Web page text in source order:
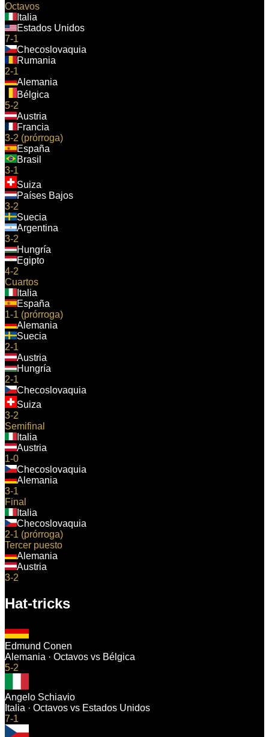
Octavos
Italia
Estados Unidos
7-1
Checoslovaquia
Rumania
2-1
Alemania
Bélgica
5-2
Austria
Francia
3-2 (prórroga)
España
Brasil
3-1
Suiza
Países Bajos
3-2
Suecia
Argentina
3-2
Hungría
Egipto
4-2
Cuartos
Italia
España
1-1 (prórroga)
Alemania
Suecia
2-1
Austria
Hungría
2-1
Checoslovaquia
Suiza
3-2
Semifinal
Italia
Austria
1-0
Checoslovaquia
Alemania
3-1
Final
Italia
Checoslovaquia
2-1 (prórroga)
Tercer puesto
Alemania
Austria
3-2
Hat-tricks
Edmund Conen
Alemania · Octavos vs Bélgica
5-2
Angelo Schiavio
Italia · Octavos vs Estados Unidos
7-1